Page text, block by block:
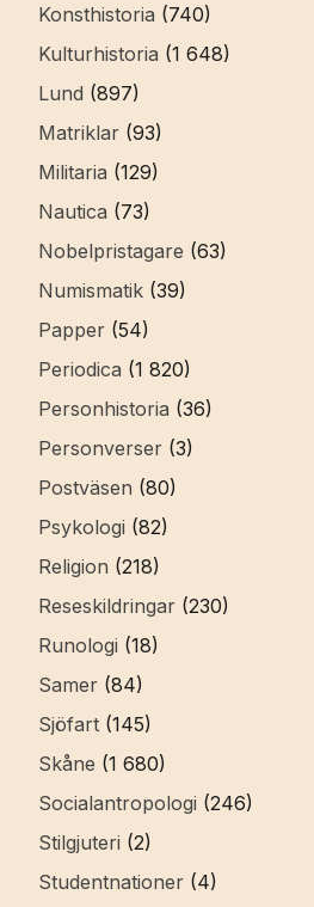
Konsthistoria (740)
Kulturhistoria (1 648)
Lund (897)
Matriklar (93)
Militaria (129)
Nautica (73)
Nobelpristagare (63)
Numismatik (39)
Papper (54)
Periodica (1 820)
Personhistoria (36)
Personverser (3)
Postväsen (80)
Psykologi (82)
Religion (218)
Reseskildringar (230)
Runologi (18)
Samer (84)
Sjöfart (145)
Skåne (1 680)
Socialantropologi (246)
Stilgjuteri (2)
Studentnationer (4)